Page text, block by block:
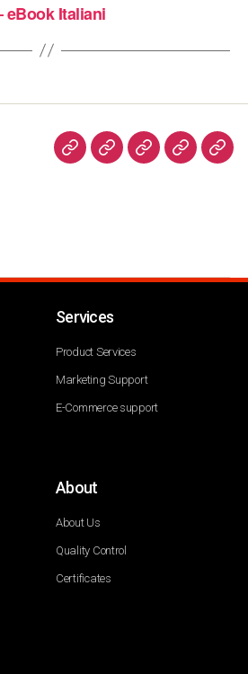
eBook Italiani
Services
Product Services
Marketing Support
E-Commerce support
About
About Us
Quality Control
Certificates